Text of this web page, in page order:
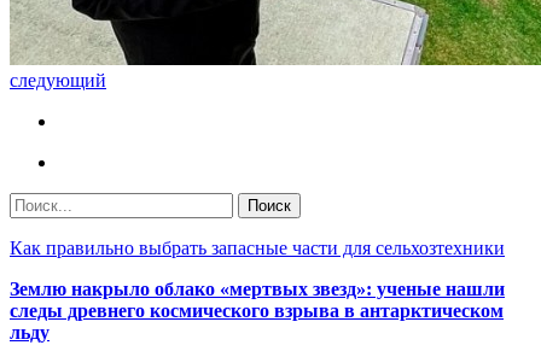
следующий
Как правильно выбрать запасные части для сельхозтехники
Землю накрыло облако «мертвых звезд»: ученые нашли
следы древнего космического взрыва в антарктическом
льду